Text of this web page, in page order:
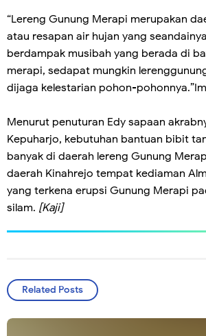
“Lereng Gunung Merapi merupakan
atau resapan air hujan yang
berdampak musibah yang berada di
merapi, sedapat mungkin
dijaga kelestarian pohon-
Menurut penuturan Edy sapaan
Kepuharjo, kebutuhan bantuan bibit
banyak di daerah lereng Gunung
daerah Kinahrejo tempat kediaman
yang terkena erupsi Gunung Merapi
silam. [Kaji]
Related Posts